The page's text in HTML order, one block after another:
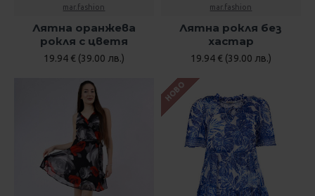
mar.fashion
Лятна оранжева
рокля с цветя
19.94 € (39.00 лв.)
mar.fashion
Лятна рокля без
хастар
19.94 € (39.00 лв.)
НОВО